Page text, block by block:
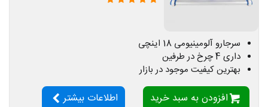
سرجارو آلومینیومی 18 اینچی
داری 4 چرخ در طرفین
بهترین کیفیت موجود در بازار
افزودن به سبد خرید اطلاعات بیشتر